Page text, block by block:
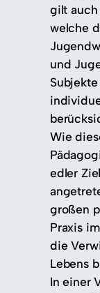
gilt
welche
und
Wie
edler
großen
Praxis
die
Lebens
In einer